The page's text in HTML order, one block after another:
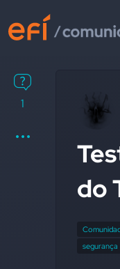
1
do
segurança